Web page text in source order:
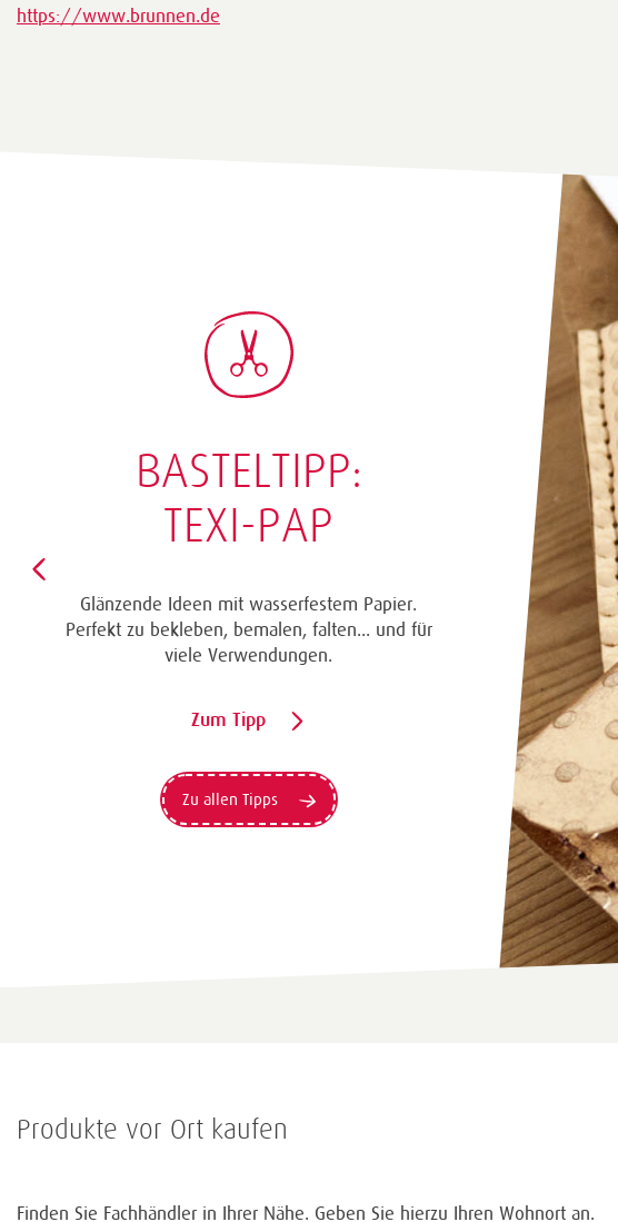
https://www.brunnen.de
BASTELTIPP:
TEXI-PAP
Glänzende Ideen mit wasserfestem Papier.
Perfekt zu bekleben, bemalen, falten... und für
viele Verwendungen.
Zum Tipp
Zu allen Tipps
Produkte vor Ort kaufen
Finden Sie Fachhändler in Ihrer Nähe. Geben Sie hierzu Ihren Wohnort an.